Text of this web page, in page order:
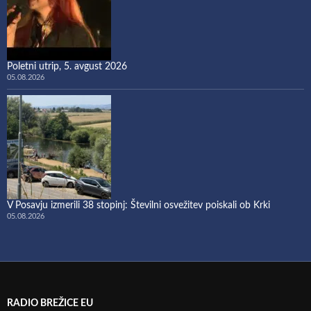
Poletni utrip, 5. avgust 2026
05.08.2026
V Posavju izmerili 38 stopinj: Številni osvežitev poiskali ob Krki
05.08.2026
RADIO BREŽICE EU